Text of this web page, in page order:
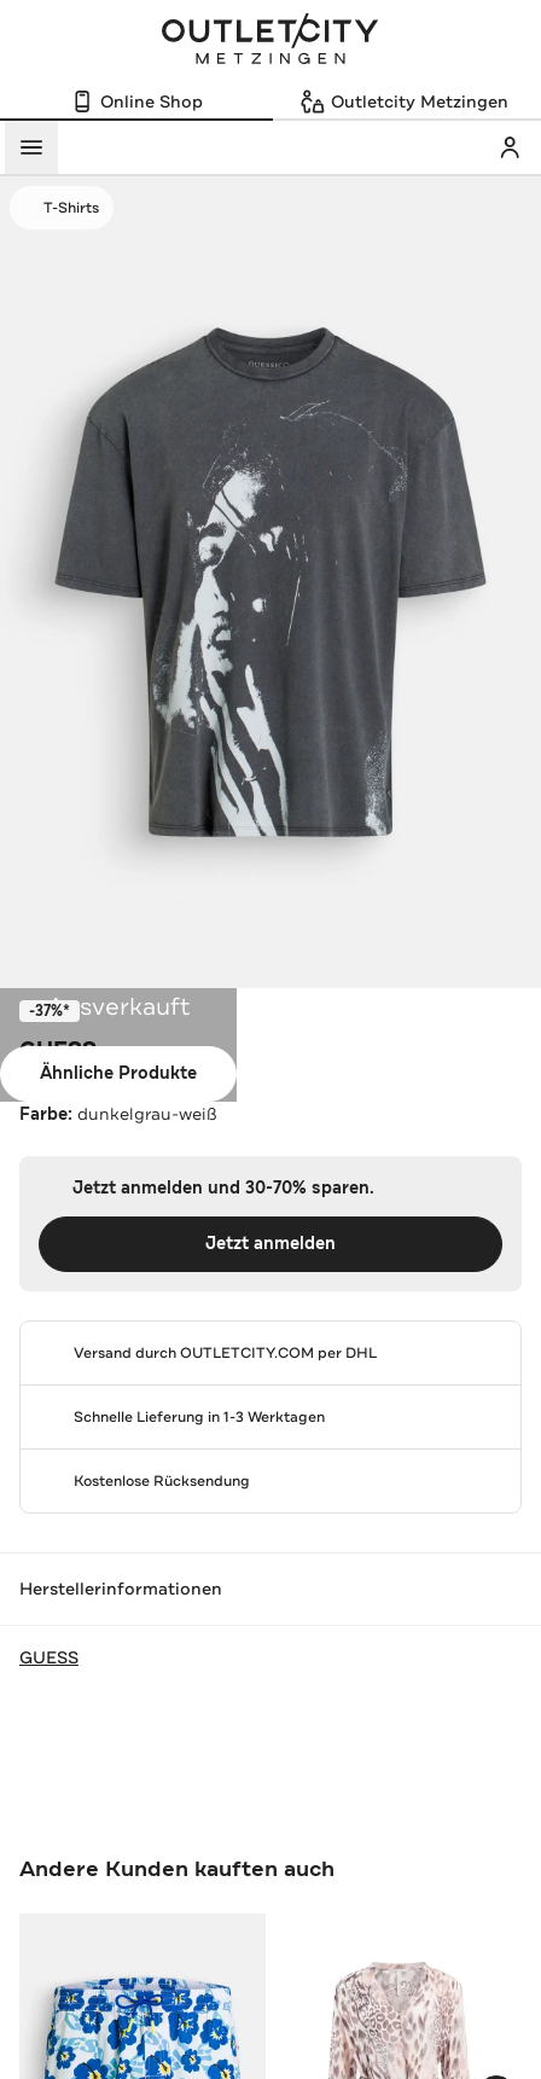
Online Shop Outletcity Metzingen
Menü
T-Shirts
Ausverkauft
Ähnliche Produkte
-37%*
GUESS
T-Shirt gemustert
Farbe: dunkelgrau-weiß
Jetzt anmelden und 30-70% sparen.
Jetzt anmelden
Versand durchOUTLETCITY.COM per DHL
Schnelle Lieferung in 1-3 Werktagen
Kostenlose Rücksendung
Herstellerinformationen
GUESS
Andere Kunden kauften auch